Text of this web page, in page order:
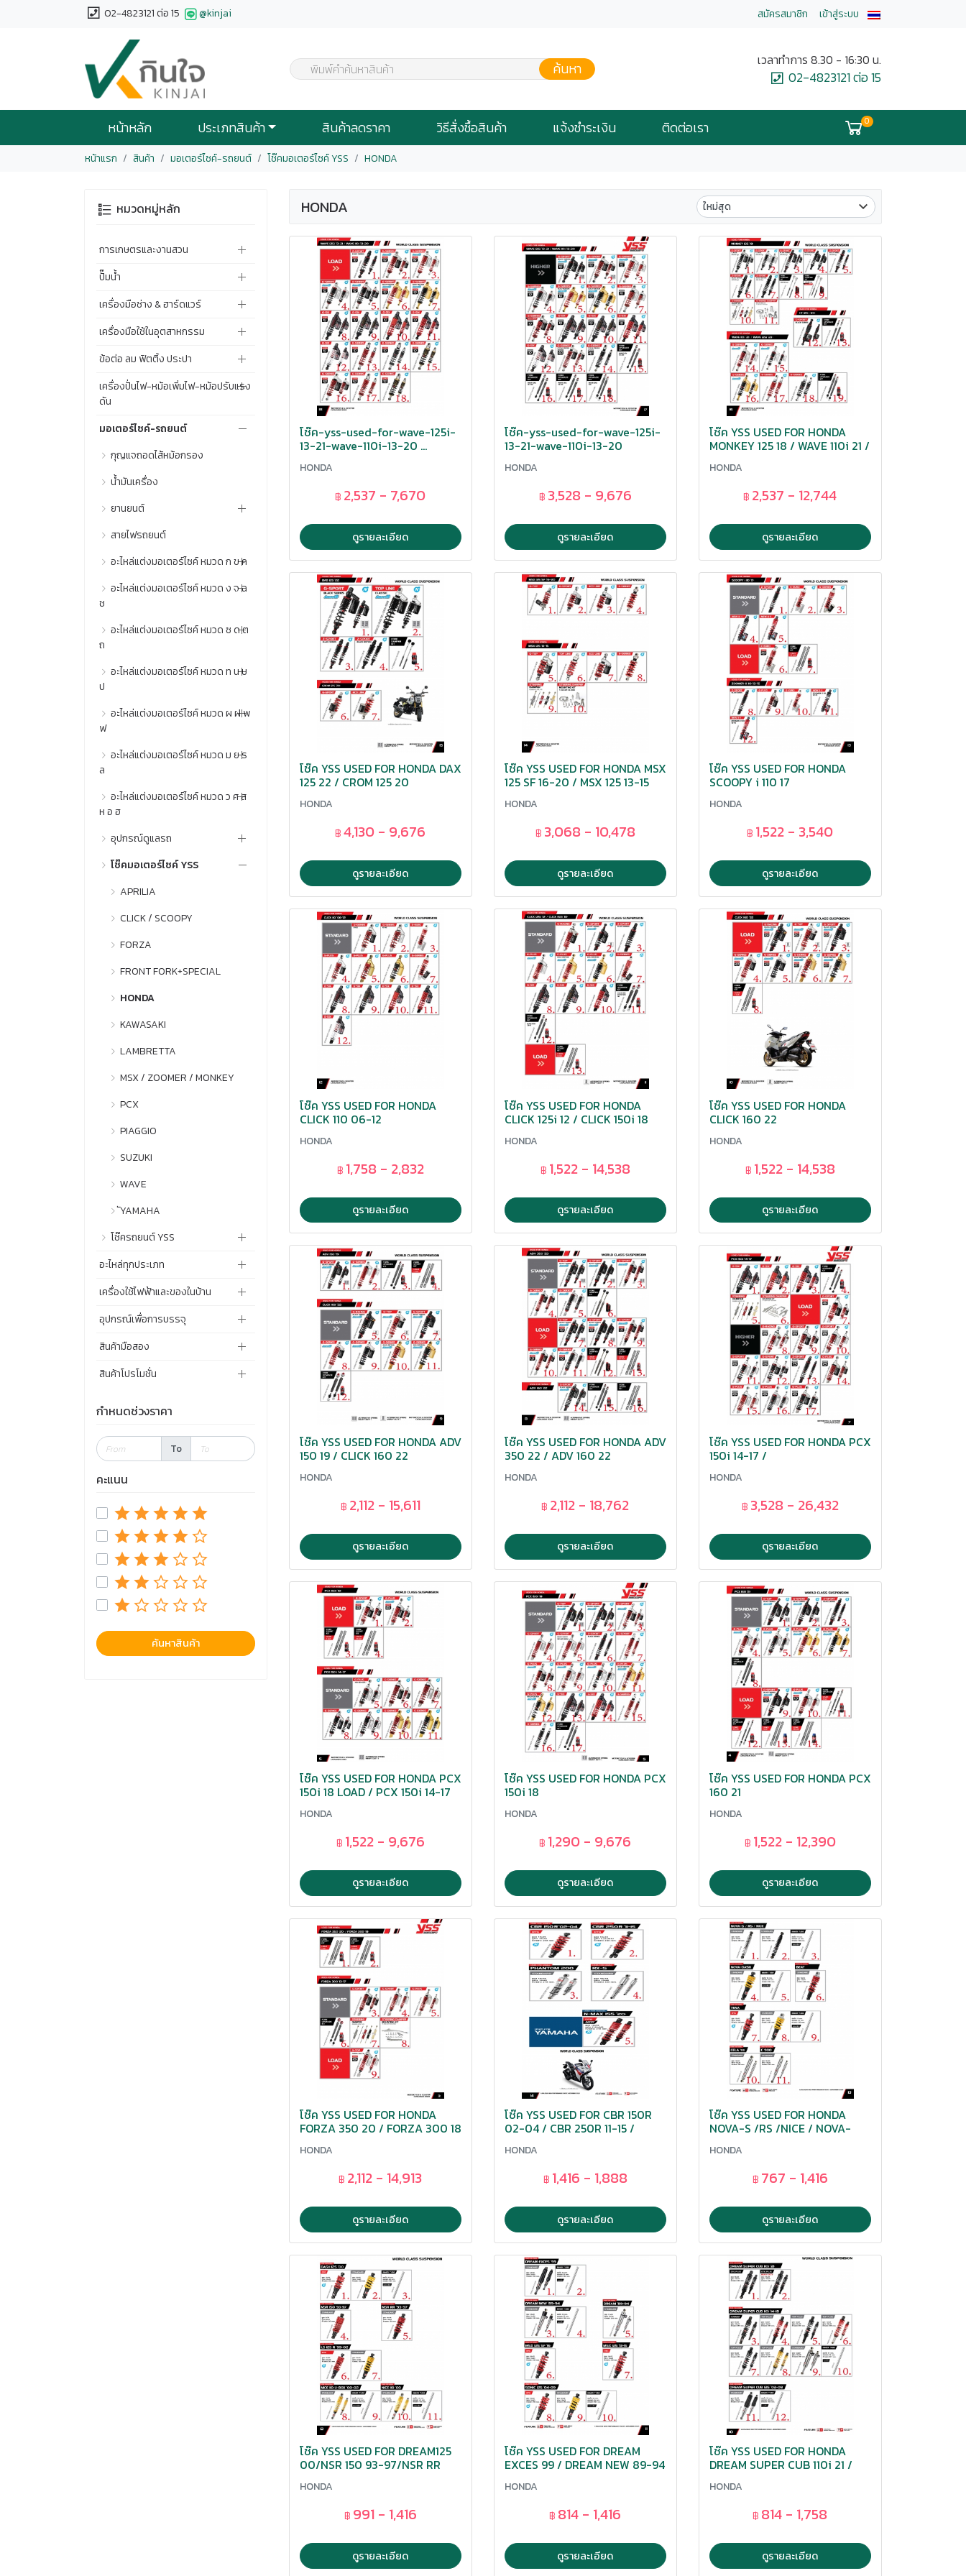
02-4823121 ต่อ 15 @kinjai สมัครสมาชิก เข้าสู่ระบบ
พิมพ์คำค้นหาสินค้า ค้นหา เวลาทำการ 8.30 - 16:30 น.
02-4823121 ต่อ 15
หน้าหลัก ประเภทสินค้า สินค้าลดราคา วิธีสั่งซื้อสินค้า แจ้งชำระเงิน ติดต่อเรา 0
หน้าแรก สินค้า มอเตอร์ไซค์-รถยนต์ โช๊คมอเตอร์ไซค์ YSS HONDA
หมวดหมู่หลัก
การเกษตรและงานสวน
ปั๊มน้ำ
เครื่องมือช่าง & ฮาร์ดแวร์
เครื่องมือใช้ในอุตสาหกรรม
ข้อต่อ ลม ฟิตติ้ง ประปา
เครื่องปั่นไฟ-หม้อเพิ่มไฟ-หม้อปรับแรง
ดัน
มอเตอร์ไซค์-รถยนต์
กุญแจถอดไส้หม้อกรอง
น้ำมันเครื่อง
ยานยนต์
ชิ้นส่วนและอะไหล่รถยนต์
สายไฟรถยนต์
อะไหล่แต่งมอเตอร์ไซค์ หมวด ก ข ค
กรองเ
กระจกปลายแฮนด์
กระปุกปั๊มลอยแต่ง
กระปุ๊กปั๊ม
กระเดื้องวาล์ว
ชุดชีล
ชุดปรับตั้งความตรึงโซ่ราวลิ้น
ชุดปั๊ม/ชุดซ้อม
ชุดปั๊มลอย
ชุดแผงคอ/แผนรองขาตั้ง
ตัวตั้งระยะครัทช์
ตัวยกโช๊คหลัง
ตัวโหลด
อะไหล่แต่งมอเตอร์ไซค์ หมวด ง จ ฉ
ช
จานดิสเบรคแต่ง
จุกกลมแสตนเลส.
ชิวหน้า+คาง
ชุดขายึดบังโคลนหน้า
ชุดซ่อม ทุกประเภท
ชุดตะแกรงเก็บของใต้เบาะ
ชุดบู๊ชรองน๊อตยึดบังโคลนหน้า
ชุดปะยางฉุกเฉิน.
ชุดปั๊ม ทุกประเภท
ชุดสี
ชุดหลอดไฟหน้า
ชุดแผงคอบน
โช๊ค OKD
อะไหล่แต่งมอเตอร์ไซค์ หมวด ซ ด ต
ถ
ซิล ทุกประเภท
ดุมหน้า
ตะขอแขวน
ตะแกรงหน้า
ตัวดันโซ่ยึดแทน
ตัวตั้งระยะครัทช์มิเนียม
ตัวยกโช๊คหลัง.
ตัวยึดสายดิสเบรคหน้า
ตัวเยื้องโช๊คหลัง
ตัวแขวนหมวกมิเนียม
ตัวโหลดโช๊คหลัง
ตุ๊กตาแฮนด์.
อะไหล่แต่งมอเตอร์ไซค์ หมวด ท น บ
ป
ที่วางขวดน้ำ
น็อตน้ำมันเบรค
น็อตปลายแฮนด์เดิม
น็อตปิดน้ำมันเครื่อง
น็อตฝาสูบตัวเมีย
น็อตมิดรูกระจก
น็อตยึดสายดิส.
น็อตล๊อคแผนคอกลาง
น็อตอุดจานไฟ
น็อตไล่ลมเบรค.
น๊อตขาตั้งข้าง
น๊อตอุดจานไฟ.
น๊อตเสื้อเพลา.
บังโซ่ซึก
บู๊ช ทุกประเภท
บู๊ซรองน็อตยึดล้อหลัง
บู๊ซล้อหน้า
ปลอกมือ.
ปลอกโช๊ค
ปะกันตุ๊กตาแฮนด์
ปั๊มน้ำมัน
ปากแตร
ป้ายทะเบียนรถยนต์
เบาะ
แปลงขัดโซ๋ 2 หัว
แป้นคาร์บู
อะไหล่แต่งมอเตอร์ไซค์ หมวด ผ ฝ พ
ฟ
ผ้าดรัมเบรคหลัง
ผ้าดิสเบรคหลัง
ฝาครอบน็อต
ฝาครอบสวิทกุญแจ
ฝาครอบสเตอร์หน้า
ฝาปิดกระปุ๊กดิสหน้า
ฝาหม้อน้ำ
พักเท้า
ฟาถังน้ำมัน.
ฟาวาล์ว และ โฮริง
แผงกันร้อนท่อ
แผ่นครัช
แผ่นปิดรูกระจกแต่ง
แผ่นรองขาตั้งข้าง
แผ่นเพลทครอบท่อ
โฟมมาร์
ไฟตาแมว
ไฟท้ายหลังแต่ง
ไฟหรี่
ไฟเลี้ยวแค่ง
อะไหล่แต่งมอเตอร์ไซค์ หมวด ม ย ร
ล
ขากดโซ่
อะไหล่แต่งมอเตอร์ไซค์ หมวด ว ศ ส
ห อ ฮ
ลายหม้อน้ำแต่ง
วงล้อ.
สติ๊กเกอร์เรซิ่นติดฝาถังน้ำมัน
สปริงขาตั้งคู่
สปริงครัชแต่ง
สปริงครัชแต่ง.
สปริงตันเบรค
สปูน.
สวิกษ์กุญแจ
สวิทช์ไฟเลี้ยว
สากกระทุ้งเบรค
สายพาน
สายระบายน้ำมันเครื่อง.
สายระบายอากาศ
สายเบรคหลัง
สเตอร์ หน้า และคลัง
สเปเซอร์.
หม้อน้ำ
หลอดไฟหน้า
หางปลาตั้งโซ่
เหล็กยึดงานเบรคหลัง
ไส้กรองน้ำมันเครื่อง
ไส้กรองอากาศ
อุปกรณ์ดูแลรถ
ขั้วแบตเตอรี่
โช๊คมอเตอร์ไซค์ YSS
APRILIA
CLICK / SCOOPY
FORZA
FRONT FORK+SPECIAL
HONDA
KAWASAKI
LAMBRETTA
MSX / ZOOMER / MONKEY
PCX
PIAGGIO
SUZUKI
WAVE
ัYAMAHA
โช๊ครถยนต์ YSS
CHEVROLET
FORD
HYUNDAI
ISUZU
MAZDA
อะไหล่ทุกประเภท
เครื่องใช้ไฟฟ้าและของในบ้าน
อุปกรณ์เพื่อการบรรจุ
สินค้ามือสอง
สินค้าโปรโมชั่น
กำหนดช่วงราคา
To
คะแนน
ค้นหาสินค้า
HONDA
โช๊ค-yss-used-for-wave-125i-
13-21-wave-110i-13-20 ...
HONDA
฿ 2,537 - 7,670
ดูรายละเอียด
โช๊ค-yss-used-for-wave-125i-
13-21-wave-110i-13-20
HONDA
฿ 3,528 - 9,676
ดูรายละเอียด
โช๊ค YSS USED FOR HONDA
MONKEY 125 18 / WAVE 110i 21 /
HONDA
฿ 2,537 - 12,744
ดูรายละเอียด
โช๊ค YSS USED FOR HONDA DAX
125 22 / CROM 125 20
HONDA
฿4,130 - 9,676
ดูรายละเอียด
โช๊ค YSS USED FOR HONDA MSX
125 SF 16-20 / MSX 125 13-15
HONDA
฿ 3,068 - 10,478
ดูรายละเอียด
โช๊ค YSS USED FOR HONDA
SCOOPY i 110 17
HONDA
฿ 1,522 - 3,540
ดูรายละเอียด
โช๊ค YSS USED FOR HONDA
CLICK 110 06-12
HONDA
฿ 1,758 - 2,832
ดูรายละเอียด
โช๊ค YSS USED FOR HONDA
CLICK 125i 12 / CLICK 150i 18
HONDA
฿ 1,522 - 14,538
ดูรายละเอียด
โช๊ค YSS USED FOR HONDA
CLICK 160 22
HONDA
฿ 1,522 - 14,538
ดูรายละเอียด
โช๊ค YSS USED FOR HONDA ADV
150 19 / CLICK 160 22
HONDA
฿ 2,112 - 15,611
ดูรายละเอียด
โช๊ค YSS USED FOR HONDA ADV
350 22 / ADV 160 22
HONDA
฿ 2,112 - 18,762
ดูรายละเอียด
โช๊ค YSS USED FOR HONDA PCX
150i 14-17 /
HONDA
฿ 3,528 - 26,432
ดูรายละเอียด
โช๊ค YSS USED FOR HONDA PCX
150i 18 LOAD / PCX 150i 14-17
HONDA
฿ 1,522 - 9,676
ดูรายละเอียด
โช๊ค YSS USED FOR HONDA PCX
150i 18
HONDA
฿ 1,290 - 9,676
ดูรายละเอียด
โช๊ค YSS USED FOR HONDA PCX
160 21
HONDA
฿ 1,522 - 12,390
ดูรายละเอียด
โช๊ค YSS USED FOR HONDA
FORZA 350 20 / FORZA 300 18
HONDA
฿ 2,112 - 14,913
ดูรายละเอียด
โช๊ค YSS USED FOR CBR 150R
02-04 / CBR 250R 11-15 /
MAX 155 20
HONDA
฿ 1,416 - 1,888
ดูรายละเอียด
โช๊ค YSS USED FOR HONDA
NOVA-S /RS /NICE / NOVA-
HONDA
฿ 767 - 1,416
ดูรายละเอียด
โช๊ค YSS USED FOR DREAM125
00/NSR 150 93-97/NSR RR
U-BOX 00-02/110 00
HONDA
฿ 991 - 1,416
ดูรายละเอียด
โช๊ค YSS USED FOR DREAM
EXCES 99 / DREAM NEW 89-94
HONDA
฿ 814 - 1,416
ดูรายละเอียด
โช๊ค YSS USED FOR HONDA
DREAM SUPER CUB 110i 21 /
HONDA
฿ 814 - 1,758
ดูรายละเอียด